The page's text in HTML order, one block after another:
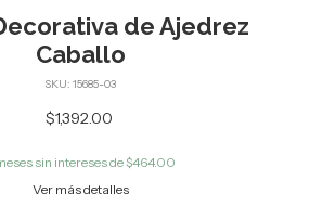
de Ajedrez
Caballo
SKU: 15685-03
$1,392.00
sin intereses de $464.00
Ver más detalles